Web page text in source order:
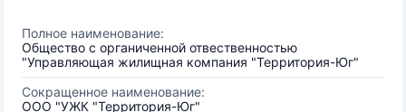
Полное наименование:
Общество с органиченной отвественностью
"Управляющая жилищная компания "Территория-Юг"
Сокращенное наименование:
ООО "УЖК "Территория-Юг"